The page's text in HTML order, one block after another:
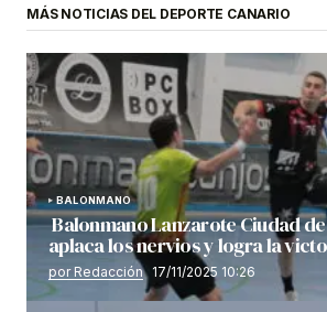
MÁS NOTICIAS DEL DEPORTE CANARIO
BALONMANO
Balonmano Lanzarote Ciudad
aplaca los nervios y logra la
por Redacción 17/11/2025 10:26